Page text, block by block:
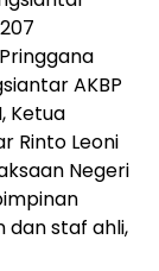
AKBP
Ketua
Rinto Leoni
Negeri
dan staf ahli,